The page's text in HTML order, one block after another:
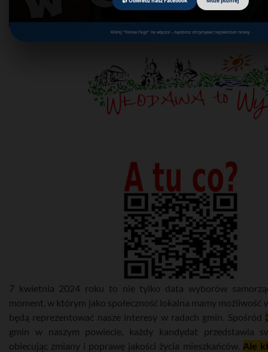
Kliknij "Follow Page" na wtyczce – będziesz otrzymywać najświeższe newsy.
7 kwietnia 2024 roku to nie tylko data wyborów
moment, w którym jako społeczność lokalna mamy możliwość
będą reprezentować nasze interesy w radach gmin. Spośród
gmin w naszym powiecie, każdy kandydat przedstawia
obiecując zmiany i poprawę jakości życia mieszkańców. Ale